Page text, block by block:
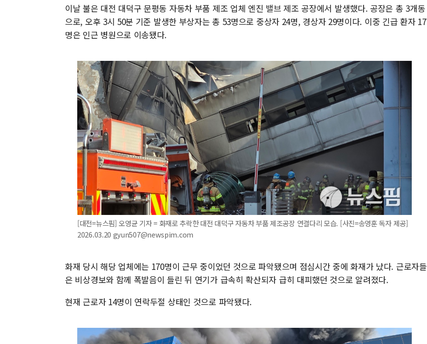
이날 불은 대전 대덕구 문평동 자동차 부품 제조 업체 엔진 밸브 제조 공장에서 발생했다. 공장은 총 3개동
으로, 오후 3시 50분 기준 발생한 부상자는 총 53명으로 중상자 24명, 경상자 29명이다. 이중 긴급 환자 17
명은 인근 병원으로 이송됐다.
[대전=뉴스핌] 오영균 기자 = 화재로 추락한 대전 대덕구 자동차 부품 제조공장 연결다리 모습. [사진=송영훈 독자 제공]
2026.03.20 gyun507@newspim.com
화재 당시 해당 업체에는 170명이 근무 중이었던 것으로 파악됐으며 점심시간 중에 화재가 났다. 근로자들
은 비상경보와 함께 폭발음이 들린 뒤 연기가 급속히 확산되자 급히 대피했던 것으로 알려졌다.
현재 근로자 14명이 연락두절 상태인 것으로 파악됐다.